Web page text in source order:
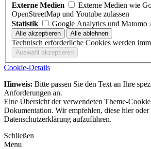
Externe Medien
Externe Medien wie
OpenStreetMap und Youtube zulassen
Statistik
Google Analytics und Matomo
Technisch erforderliche Cookies werden
Cookie-Details
Hinweis: Bitte passen Sie den Text an Ihre
Anforderungen an.
Eine Übersicht der verwendeten Theme-
Dokumentation. Wir empfehlen, diese hier
Datenschutzerklärung aufzuführen.
Schließen
Menu